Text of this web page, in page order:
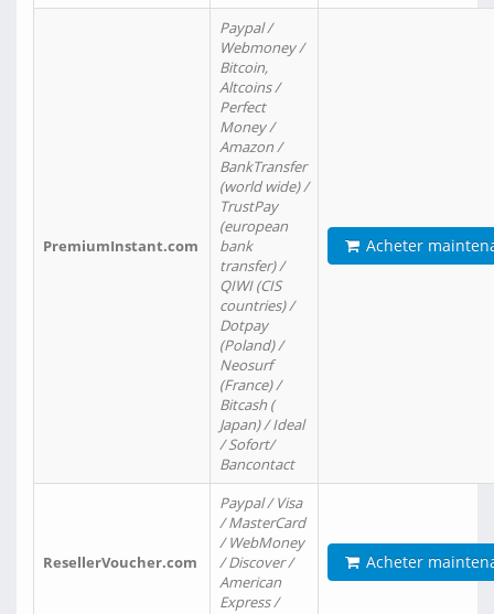
PremiumInstant.com
Paypal /
Webmoney /
Bitcoin,
Altcoins /
Perfect
Money /
Amazon /
BankTransfer
(world wide) /
TrustPay
(european
bank
transfer) /
QIWI (CIS
countries) /
Dotpay
(Poland) /
Neosurf
(France) /
Bitcash (
Japan) / Ideal
/ Sofort/
Bancontact
Acheter
ResellerVoucher.com
Paypal / Visa
/ MasterCard
/ WebMoney
/ Discover /
American
Express /
Acheter